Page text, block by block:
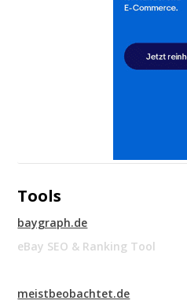
Tools
baygraph.de
eBay SEO & Ranking Tool
meistbeobachtet.de